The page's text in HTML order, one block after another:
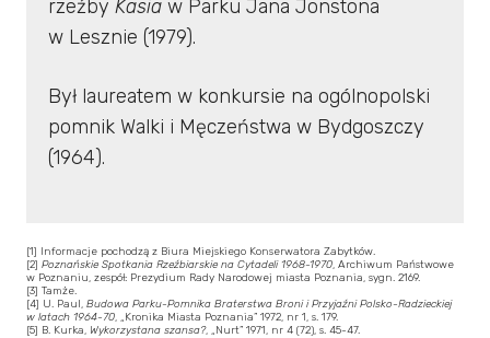
rzeźbyKasia w Parku Jana Jonstona
w Lesznie (1979).
Był laureatem w konkursie na ogólnopolski
pomnik Walki i Męczeństwa w Bydgoszczy
(1964).
[1] Informacje pochodzą z Biura Miejskiego Konserwatora Zabytków.
[2]Poznańskie Spotkania Rzeźbiarskie na Cytadeli 1968-1970, Archiwum Państwowe
w Poznaniu, zespół: Prezydium Rady Narodowej miasta Poznania, sygn. 2169.
[3] Tamże.
[4] U. Paul,Budowa Parku-Pomnika Braterstwa Broni i Przyjaźni Polsko-Radzieckiej
w latach 1964-70, „Kronika Miasta Poznania” 1972, nr 1, s. 179.
[5] B. Kurka, Wykorzystana szansa?, „Nurt” 1971, nr 4 (72), s. 45-47.